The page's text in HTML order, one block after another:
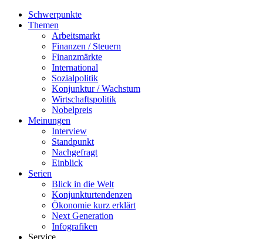
Schwerpunkte
Themen
Arbeitsmarkt
Finanzen / Steuern
Finanzmärkte
International
Sozialpolitik
Konjunktur / Wachstum
Wirtschaftspolitik
Nobelpreis
Meinungen
Interview
Standpunkt
Nachgefragt
Einblick
Serien
Blick in die Welt
Konjunkturtendenzen
Ökonomie kurz erklärt
Next Generation
Infografiken
Service